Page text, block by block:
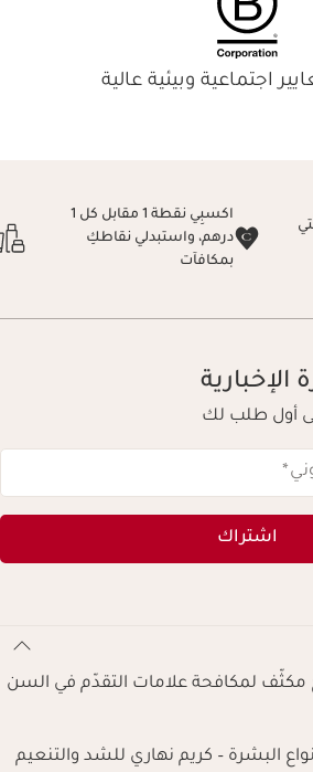
اجتماعية وبيئية عالية
اكسبِي نقطة 1 مقابل كل 1
درهم، واستبدلي نقاطكِ
بمكافآت
*
اشتراك
مكثّف لمكافحة علامات التقدّم في السن
البشرة – كريم نهاري للشد والتنعيم